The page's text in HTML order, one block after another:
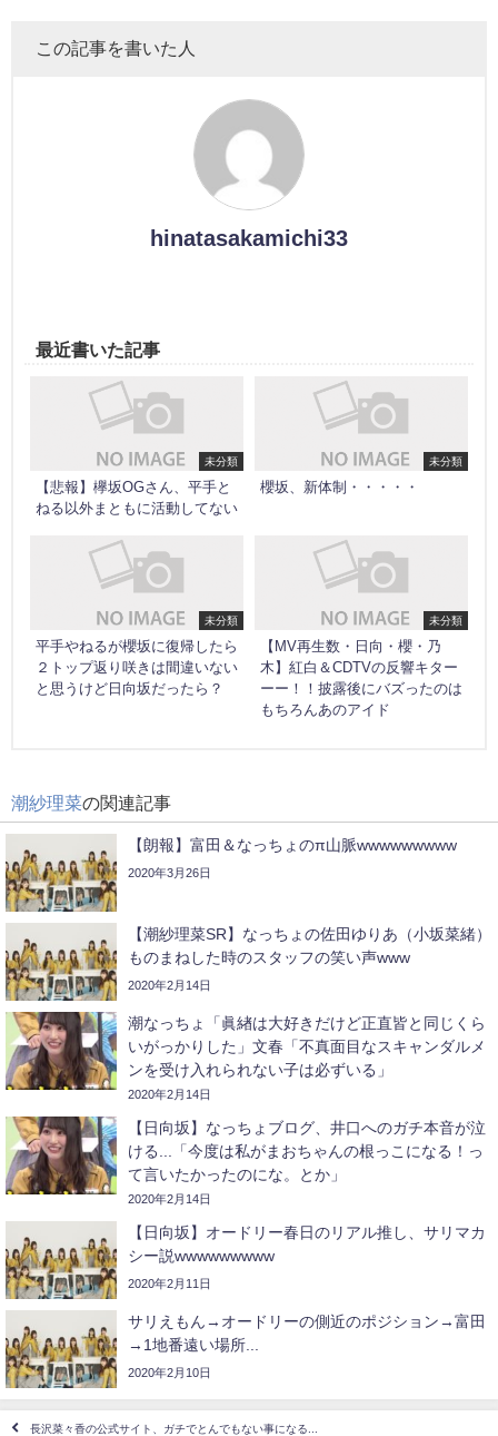
この記事を書いた人
hinatasakamichi33
最近書いた記事
未分類
【悲報】欅坂OGさん、平手と
ねる以外まともに活動してない
未分類
櫻坂、新体制・・・・・
未分類
平手やねるが櫻坂に復帰したら
２トップ返り咲きは間違いない
と思うけど日向坂だったら？
未分類
【MV再生数・日向・櫻・乃
木】紅白＆CDTVの反響キター
ーー！！披露後にバズったのは
もちろんあのアイド
潮紗理菜の関連記事
【朗報】富田＆なっちょのπ山脈wwwwwwwww
2020年3月26日
【潮紗理菜SR】なっちょの佐田ゆりあ（小坂菜緒）
ものまねした時のスタッフの笑い声www
2020年2月14日
潮なっちょ「眞緖は大好きだけど正直皆と同じくら
いがっかりした」文春「不真面目なスキャンダルメ
ンを受け入れられない子は必ずいる」
2020年2月14日
【日向坂】なっちょブログ、井口へのガチ本音が泣
ける...「今度は私がまおちゃんの根っこになる！っ
て言いたかったのにな。とか」
2020年2月14日
【日向坂】オードリー春日のリアル推し、サリマカ
シー説wwwwwwwww
2020年2月11日
サリえもん→オードリーの側近のポジション→富田
→1地番遠い場所...
2020年2月10日
長沢菜々香の公式サイト、ガチでとんでもない事になる...